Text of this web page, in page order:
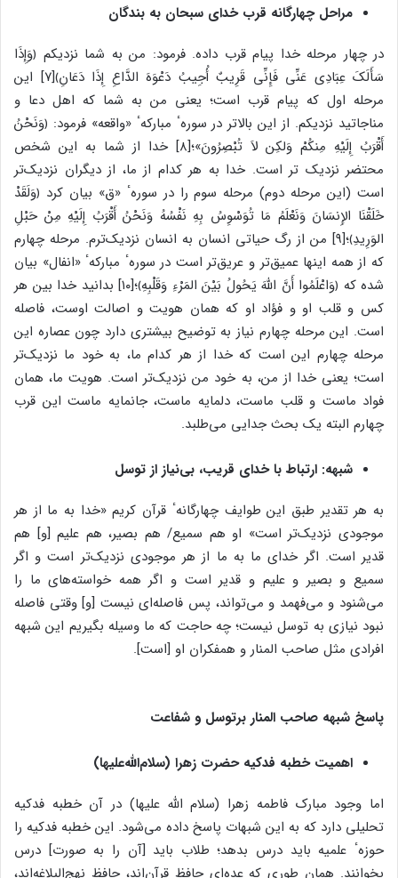
مراحل چهارگانه قرب خدای سبحان به بندگان
در چهار مرحله خدا پیام قرب داده. فرمود: من به شما نزدیکم ﴿وَإِذَا
سَأَلَکَ عِبَادِی عَنِّی فَإِنِّی قَرِیبٌ أُجِیبُ دَعْوَهَ الدَّاعِ إِذَا دَعَانِ﴾[۷] این
مرحله اول که پیام قرب است؛ یعنی من به شما که اهل دعا و
مناجاتید نزدیکم. از این بالاتر در سورهٴ مبارکهٴ «واقعه» فرمود: ﴿وَنَحْنُ
أَقْرَبُ إِلَیْهِ مِنکُمْ وَلکِن لاَ تُبْصِرُونَ»؛[۸] خدا از شما به این شخص
محتضر نزدیک تر است. خدا به هر کدام از ما، از دیگران نزدیک‌تر
است (این مرحله دوم) مرحله سوم را در سورهٴ «ق» بیان کرد ﴿وَلَقَدْ
خَلَقْنَا الإِنسَانَ وَنَعْلَمُ مَا تُوَسْوِسُ بِهِ نَفْسُهُ وَنَحْنُ أَقْرَبُ إِلَیْهِ مِنْ حَبْلِ
الوَرِیدِ﴾؛[۹] من از رگ حیاتی انسان به انسان نزدیک‌ترم. مرحله چهارم
که از همه اینها عمیق‌تر و عریق‌تر است در سورهٴ مبارکهٴ «انفال» بیان
شده که ﴿وَاعْلَمُوا أَنَّ اللّهَ یَحُولُ بَیْنَ المَرْءِ وَقَلْبِهِ﴾؛[۱۰] بدانید خدا بین هر
کس و قلب او و فؤاد او که همان هویت و اصالت اوست، فاصله
است. این مرحله چهارم نیاز به توضیح بیشتری دارد چون عصاره این
مرحله چهارم این است که خدا از هر کدام ما، به خود ما نزدیک‌تر
است؛ یعنی خدا از من، به خود من نزدیک‌تر است. هویت ما، همان
فواد ماست و قلب ماست، دلمایه ماست، جانمایه ماست این قرب
چهارم البته یک بحث جدایی می‌طلبد.
شبهه: ارتباط با خدای قریب، بی‌نیاز از توسل
به هر تقدیر طبق این طوایف چهارگانهٴ قرآن کریم «خدا به ما از هر
موجودی نزدیک‌تر است» او هم سمیع/ هم بصیر، هم علیم [و] هم
قدیر است. اگر خدای ما به ما از هر موجودی نزدیک‌تر است و اگر
سمیع و بصیر و علیم و قدیر است و اگر همه خواسته‌های ما را
می‌شنود و می‌فهمد و می‌تواند، پس فاصله‌ای نیست [و] وقتی فاصله
نبود نیازی به توسل نیست؛ چه حاجت که ما وسیله بگیریم این شبهه
افرادی مثل صاحب المنار و همفکران او [است].
پاسخ شبهه صاحب المنار برتوسل و شفاعت
اهمیت خطبه فدکیه حضرت زهرا (سلام‌الله‌علیها)
اما وجود مبارک فاطمه زهرا (سلام الله علیها) در آن خطبه فدکیه
تحلیلی دارد که به این شبهات پاسخ داده می‌شود. این خطبه فدکیه را
حوزهٴ علمیه باید درس بدهد؛ طلاب باید [آن را به صورت] درس
بخوانند. همان طوری که عده‌ای حافظ قرآن‌اند، حافظ نهج‌البلاغه‌اند،